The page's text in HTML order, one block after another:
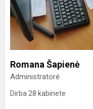
Romana Šapienė
Administratorė
Dirba 28 kabinete